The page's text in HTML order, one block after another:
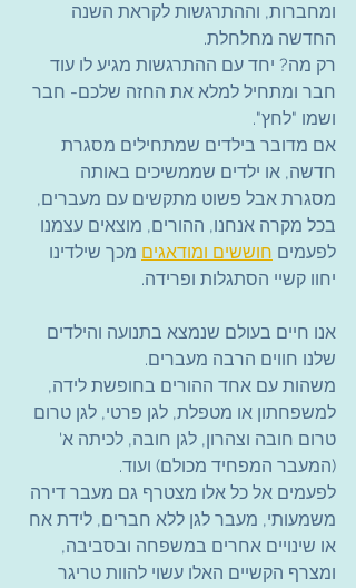
ומחברות, וההתרגשות לקראת השנה
החדשה מחלחלת.
רק מה? יחד עם ההתרגשות מגיע לו עוד
חבר ומתחיל למלא את החזה שלכם- חבר
ושמו "לחץ".
אם מדובר בילדים שמתחילים מסגרת
חדשה, או ילדים שממשיכים באותה
מסגרת אבל פשוט מתקשים עם מעברים,
בכל מקרה אנחנו, ההורים, מוצאים עצמנו
לפעמים חוששים ומודאגים מכך שילדינו
יחוו קשיי הסתגלות ופרידה.
אנו חיים בעולם שנמצא בתנועה והילדים
שלנו חווים הרבה מעברים.
משהות עם אחד ההורים בחופשת לידה,
למשפחתון או מטפלת, לגן פרטי, לגן טרום
טרום חובה וצהרון, לגן חובה, לכיתה א'
(המעבר המפחיד מכולם) ועוד.
לפעמים אל כל אלו מצטרף גם מעבר דירה
משמעותי, מעבר לגן ללא חברים, לידת אח
או שינויים אחרים במשפחה ובסביבה,
ומצרף הקשיים האלו עשוי להוות טריגר